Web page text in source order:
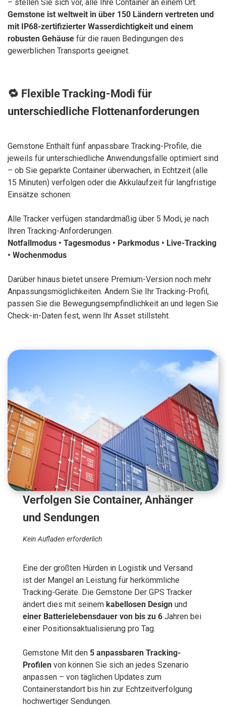
– stellen Sie sich vor, alle Ihre Container an einem Ort.
Gemstone ist weltweit in über 150 Ländern vertreten und
mit IP68-zertifizierter Wasserdichtigkeit und einem
robusten Gehäuse für die rauen Bedingungen des
gewerblichen Transports geeignet.
🔁 Flexible Tracking-Modi für
unterschiedliche Flottenanforderungen
Gemstone Enthält fünf anpassbare Tracking-Profile, die
jeweils für unterschiedliche Anwendungsfälle optimiert sind
– ob Sie geparkte Container überwachen, in Echtzeit (alle
15 Minuten) verfolgen oder die Akkulaufzeit für langfristige
Einsätze schonen:
Alle Tracker verfügen standardmäßig über 5 Modi, je nach
Ihren Tracking-Anforderungen.
Notfallmodus • Tagesmodus • Parkmodus • Live-Tracking
• Wochenmodus
Darüber hinaus bietet unsere Premium-Version noch mehr
Anpassungsmöglichkeiten. Ändern Sie Ihr Tracking-Profil,
passen Sie die Bewegungsempfindlichkeit an und legen Sie
Check-in-Daten fest, wenn Ihr Asset stillsteht.
Verfolgen Sie Container, Anhänger
und Sendungen
Kein Aufladen erforderlich
Eine der größten Hürden in Logistik und Versand
ist der Mangel an Leistung für herkömmliche
Tracking-Geräte. Die Gemstone Der GPS Tracker
ändert dies mit seinem kabellosen Design und
einer Batterielebensdauer von bis zu 6 Jahren bei
einer Positionsaktualisierung pro Tag.
Gemstone Mit den 5 anpassbaren Tracking-
Profilen von können Sie sich an jedes Szenario
anpassen – von täglichen Updates zum
Containerstandort bis hin zur Echtzeitverfolgung
hochwertiger Sendungen.